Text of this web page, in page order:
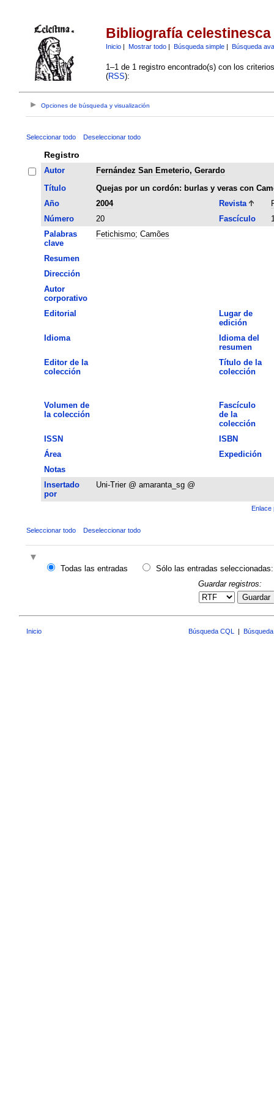
Bibliografía celestinesca
Inicio| Mostrar todo| Búsqueda simple| Búsqueda
1–1 de 1 registro encontrado(s) con los
(RSS):
Opciones de búsqueda y visualización
Seleccionar todo Deseleccionar todo
Registro
Autor
Fernández San Emeterio, Gerardo
Título
Quejas por un cordón: burlas y veras con
Año
2004 Revista
Número
20 Fascículo
Palabras
clave
Fetichismo; Camões
Resumen
Dirección
Autor
corporativo
Editorial
Lugar de
edición
Idioma
Idioma del
resumen
Editor de la
colección
Título de la
colección
Volumen de
la colección
Fascículo
de la
colección
ISSN
ISBN
Área
Expedición
Notas
Insertado
por
Uni-Trier @ amaranta_sg @
Enlace
Seleccionar todo Deseleccionar todo
Todas las entradas
Sólo las entradas seleccionadas:
Guardar registros:
Guardar
Inicio Búsqueda CQL